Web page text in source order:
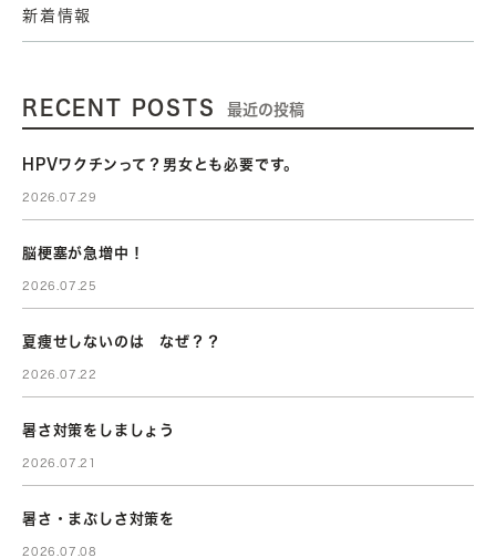
新着情報
RECENT POSTS 最近の投稿
HPVワクチンって？男女とも必要です。
2026.07.29
脳梗塞が急増中！
2026.07.25
夏痩せしないのは なぜ？？
2026.07.22
暑さ対策をしましょう
2026.07.21
暑さ・まぶしさ対策を
2026.07.08